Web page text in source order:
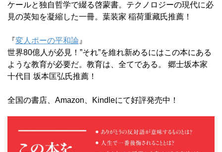
ケールと独自哲学で綴る啓蒙書。テクノロジーの現代に必
見の英知を凝縮した一冊。葉装家 稲荷重藏氏推薦！
『変人ポーの平和論 』
世界80億人が必見！”それ”を維れ新めるにはこの本にある
ような教育が必要だ。教育は、全てである。 郷士坂本家
十代目 坂本匡弘氏推薦！
全国の書店、Amazon、Kindleにて好評発売中！